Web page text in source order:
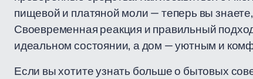
пищевой и платяной моли — теперь вы
Своевременная реакция и правильный
идеальном состоянии, а дом — уютным и
Если вы хотите узнать больше о бытовых